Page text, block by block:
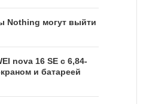
Nothing могут выйти
nova 16 SE с 6,84-
и батареей